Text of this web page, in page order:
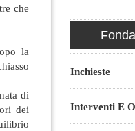
che
la
di
dei
Inchieste
Interventi E